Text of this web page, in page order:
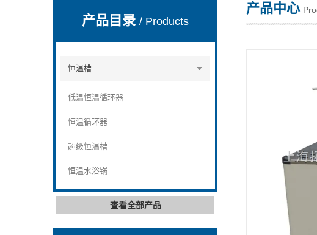
产品目录/ Products
恒温槽
低温恒温循环器
恒温循环器
超级恒温槽
恒温水浴锅
查看全部产品
产品中心